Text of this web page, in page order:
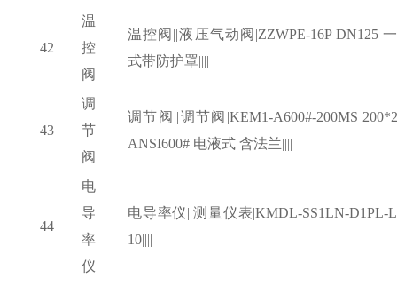
42
温
控
阀
温控阀 ||液压气动阀|ZZWPE-16P DN125
式带防护罩||||
43
调
节
阀
调节阀 ||调节阀|KEM1-A600#-200MS
ANSI600# 电液式 含法兰||||
44
电
导
率
仪
电导率仪||测量仪表|KMDL-SS1LN-D1PL-
10||||